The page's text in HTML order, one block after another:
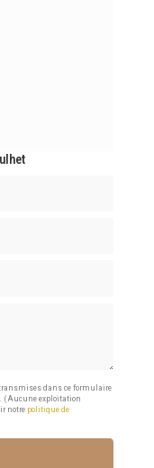
dans ce formulaire
(Aucune exploitation
notre politique de